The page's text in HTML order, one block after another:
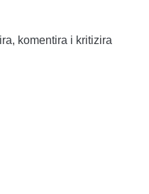
komentira i kritizira